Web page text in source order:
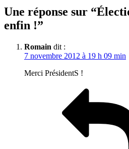
Une réponse sur
enfin !”
Romain dit :
7 novembre 2012 à 19 h 09 min
Merci PrésidentS !